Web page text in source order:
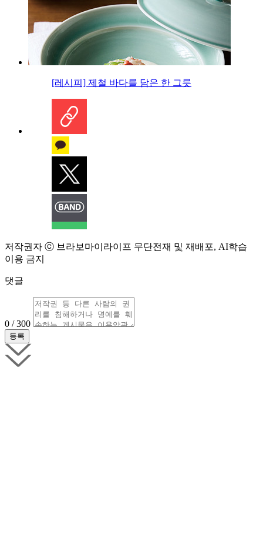
[레시피] 제철 바다를 담은 한 그릇
저작권자 ⓒ 브라보마이라이프 무단전재 및 재배포, AI학습
이용 금지
댓글
0 / 300